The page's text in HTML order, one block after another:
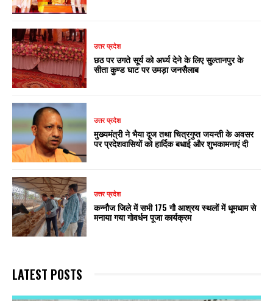
उत्तर प्रदेश
छठ पर उगते सूर्य को अर्घ्य देने के लिए सुल्तानपुर के
सीता कुण्ड घाट पर उमड़ा जनसैलाब
उत्तर प्रदेश
मुख्यमंत्री ने भैया दूज तथा चित्रगुप्त जयन्ती के अवसर
पर प्रदेशवासियों को हार्दिक बधाई और शुभकामनाएं दी
उत्तर प्रदेश
कन्नौज जिले में सभी 175 गौ आश्रय स्थलों में धूमधाम से
मनाया गया गोवर्धन पूजा कार्यक्रम
LATEST POSTS